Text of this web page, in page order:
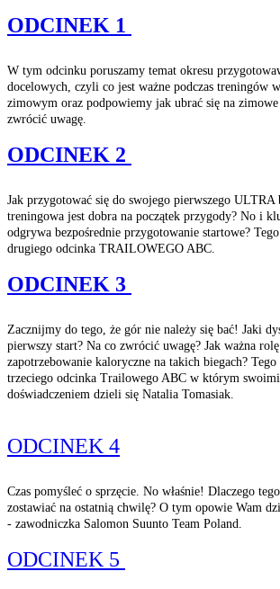
ODCINEK 1
W tym odcinku poruszamy temat okresu
docelowych, czyli co jest ważne podczas treningów
zimowym oraz podpowiemy jak ubrać się na
zwrócić uwagę.
ODCINEK 2
Jak przygotować się do swojego pierwszego ULTRA
treningowa jest dobra na początek przygody? No i
odgrywa bezpośrednie przygotowanie startowe?
drugiego odcinka TRAILOWEGO ABC.
ODCINEK 3
Zacznijmy do tego, że gór nie należy się bać! Jaki
pierwszy start? Na co zwrócić uwagę? Jak ważna
zapotrzebowanie kaloryczne na takich biegach?
trzeciego odcinka Trailowego ABC w którym
doświadczeniem dzieli się Natalia Tomasiak.
ODCINEK 4
Czas pomyśleć o sprzęcie. No właśnie! Dlaczego
zostawiać na ostatnią chwilę? O tym opowie Wam
- zawodniczka Salomon Suunto Team Poland.
ODCINEK 5